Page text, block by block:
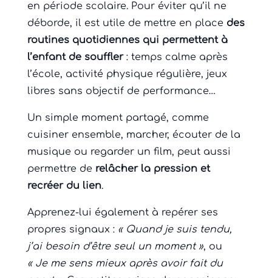
en période scolaire. Pour éviter qu’il ne
déborde, il est utile de mettre en place des
routines quotidiennes qui permettent à
l’enfant de souffler: temps calme après
l’école, activité physique régulière, jeux
libres sans objectif de performance…
Un simple moment partagé, comme
cuisiner ensemble, marcher, écouter de la
musique ou regarder un film, peut aussi
permettre de relâcher la pression et
recréer du lien.
Apprenez-lui également à repérer ses
propres signaux : « Quand je suis tendu,
j’ai besoin d’être seul un moment », ou
« Je me sens mieux après avoir fait du